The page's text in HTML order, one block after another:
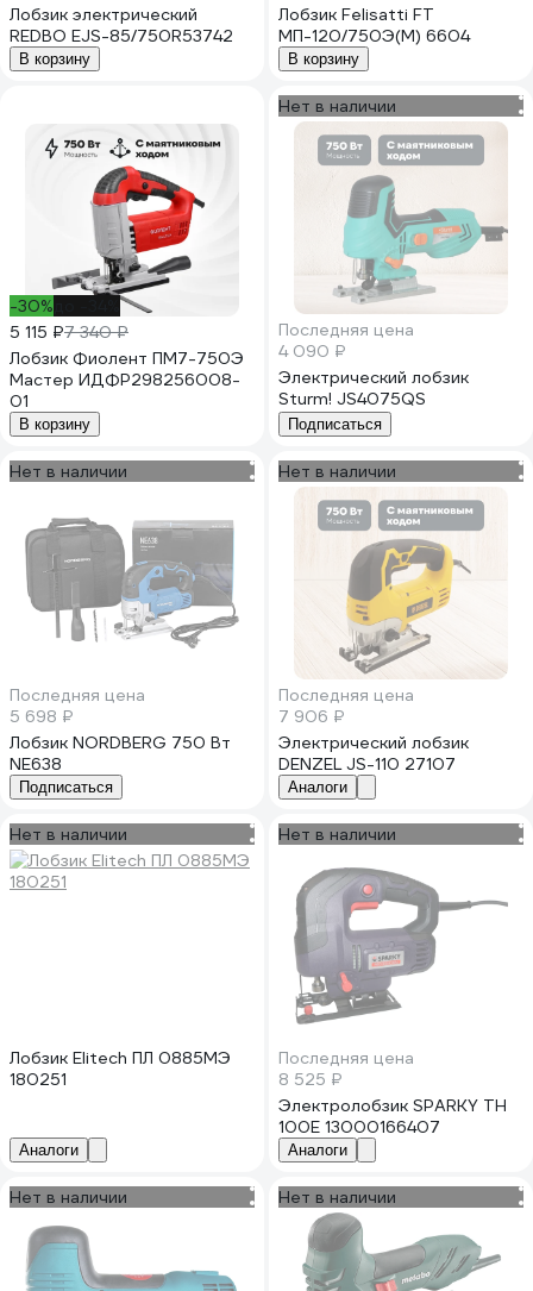
Лобзик электрический
REDBO EJS-85/750R53742
В корзину
Лобзик Felisatti FT
МП-120/750Э(М) 6604
В корзину
-30%
5 115 ₽7 340 ₽
Лобзик Фиолент ПМ7-750Э
Мастер ИДФР298256008-
01
В корзину
Нет в наличии
Последняя цена
4 090 ₽
Электрический лобзик
Sturm! JS4075QS
Подписаться
Нет в наличии
Последняя цена
5 698 ₽
Лобзик NORDBERG 750 Вт
NE638
Подписаться
Нет в наличии
Последняя цена
7 906 ₽
Электрический лобзик
DENZEL JS-110 27107
Аналоги
Нет в наличии
Лобзик Elitech ПЛ 0885МЭ
180251
Аналоги
Нет в наличии
Последняя цена
8 525 ₽
Электролобзик SPARKY TH
100E 13000166407
Аналоги
Нет в наличии Нет в наличии